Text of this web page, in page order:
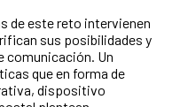
de este reto intervienen
sus posibilidades y
comunicación. Un
que en forma de
dispositivo